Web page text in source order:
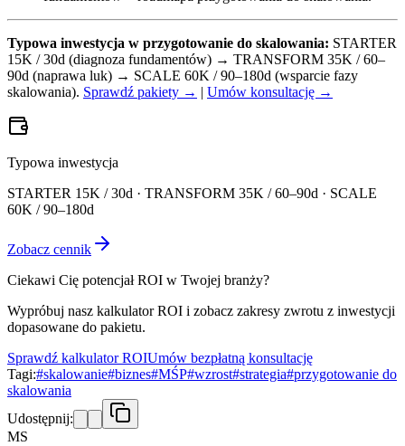
Typowa inwestycja w przygotowanie do skalowania: STARTER
15K / 30d (diagnoza fundamentów) → TRANSFORM 35K / 60–
90d (naprawa luk) → SCALE 60K / 90–180d (wsparcie fazy
skalowania). Sprawdź pakiety → | Umów konsultację →
Typowa inwestycja
STARTER 15K / 30d · TRANSFORM 35K / 60–90d · SCALE
60K / 90–180d
Zobacz cennik
Ciekawi Cię potencjał ROI w Twojej branży?
Wypróbuj nasz kalkulator ROI i zobacz zakresy zwrotu z inwestycji
dopasowane do pakietu.
Sprawdź kalkulator ROIUmów bezpłatną konsultację
Tagi:#skalowanie#biznes#MŚP#wzrost#strategia#przygotowanie do
skalowania
Udostępnij:
MS